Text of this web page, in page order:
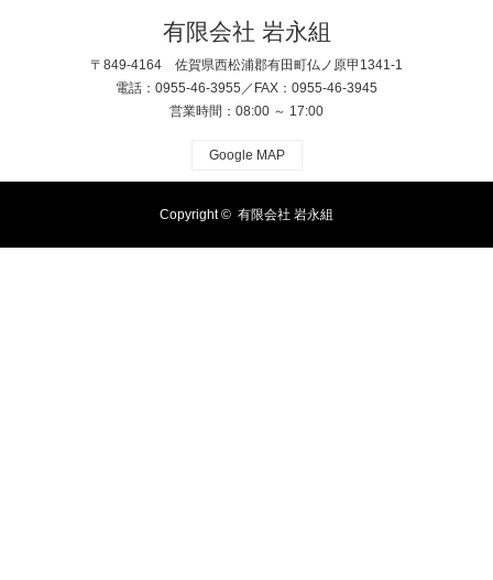
有限会社 岩永組
〒849-4164 佐賀県西松浦郡有田町仏ノ原甲1341-1
電話：0955-46-3955／FAX：0955-46-3945
営業時間：08:00 ～ 17:00
Google MAP
Copyright © 有限会社 岩永組